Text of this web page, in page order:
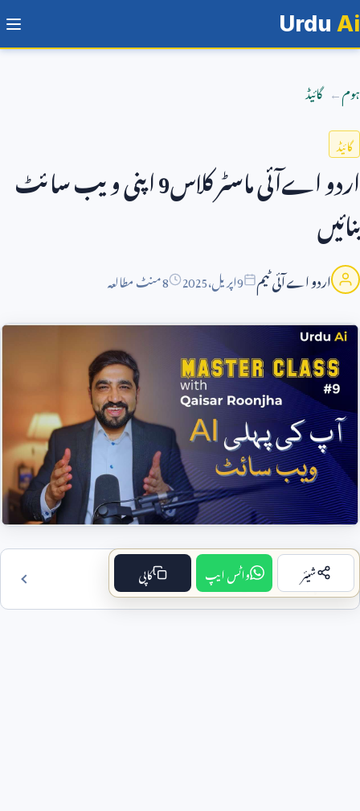
Urdu Ai
ہوم گائیڈ
گائیڈ
اردو اےآئی ماسٹر کلاس9اپنی ویب سائٹ
بنائیں
اردو اے آئی ٹیم 9اپریل،2025 8 منٹ مطالعہ
فہرست مضمون
شیئر واٹس ایپ کاپی